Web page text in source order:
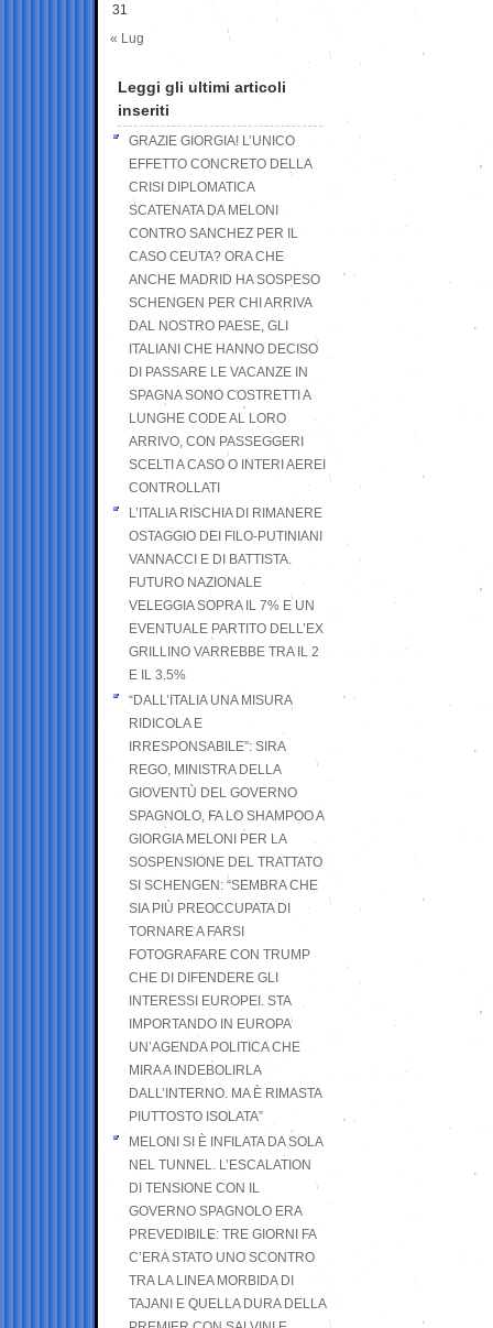
31
« Lug
Leggi gli ultimi articoli
inseriti
GRAZIE GIORGIA! L’UNICO
EFFETTO CONCRETO DELLA
CRISI DIPLOMATICA
SCATENATA DA MELONI
CONTRO SANCHEZ PER IL
CASO CEUTA? ORA CHE
ANCHE MADRID HA SOSPESO
SCHENGEN PER CHI ARRIVA
DAL NOSTRO PAESE, GLI
ITALIANI CHE HANNO DECISO
DI PASSARE LE VACANZE IN
SPAGNA SONO COSTRETTI A
LUNGHE CODE AL LORO
ARRIVO, CON PASSEGGERI
SCELTI A CASO O INTERI AEREI
CONTROLLATI
L’ITALIA RISCHIA DI RIMANERE
OSTAGGIO DEI FILO-PUTINIANI
VANNACCI E DI BATTISTA.
FUTURO NAZIONALE
VELEGGIA SOPRA IL 7% E UN
EVENTUALE PARTITO DELL’EX
GRILLINO VARREBBE TRA IL 2
E IL 3.5%
“DALL’ITALIA UNA MISURA
RIDICOLA E
IRRESPONSABILE”: SIRA
REGO, MINISTRA DELLA
GIOVENTÙ DEL GOVERNO
SPAGNOLO, FA LO SHAMPOO A
GIORGIA MELONI PER LA
SOSPENSIONE DEL TRATTATO
SI SCHENGEN: “SEMBRA CHE
SIA PIÙ PREOCCUPATA DI
TORNARE A FARSI
FOTOGRAFARE CON TRUMP
CHE DI DIFENDERE GLI
INTERESSI EUROPEI. STA
IMPORTANDO IN EUROPA
UN’AGENDA POLITICA CHE
MIRA A INDEBOLIRLA
DALL’INTERNO. MA È RIMASTA
PIUTTOSTO ISOLATA”
MELONI SI È INFILATA DA SOLA
NEL TUNNEL. L’ESCALATION
DI TENSIONE CON IL
GOVERNO SPAGNOLO ERA
PREVEDIBILE: TRE GIORNI FA
C’ERA STATO UNO SCONTRO
TRA LA LINEA MORBIDA DI
TAJANI E QUELLA DURA DELLA